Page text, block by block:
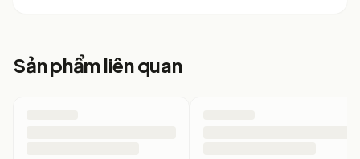
Sản phẩm liên quan